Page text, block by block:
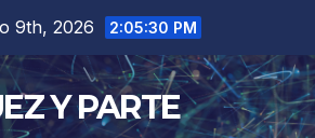
9th, 2026 2:05:31 PM
Y PARTE